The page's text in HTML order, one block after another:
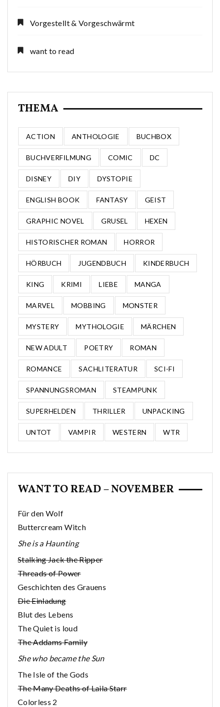
Vorgestellt & Vorgeschwärmt
want to read
THEMA
ACTION ANTHOLOGIE BUCHBOX
BUCHVERFILMUNG COMIC DC
DISNEY DIY DYSTOPIE
ENGLISH BOOK FANTASY GEIST
GRAPHIC NOVEL GRUSEL HEXEN
HISTORISCHER ROMAN HORROR
HÖRBUCH JUGENDBUCH KINDERBUCH
KING KRIMI LIEBE MANGA
MARVEL MOBBING MONSTER
MYSTERY MYTHOLOGIE MÄRCHEN
NEW ADULT POETRY ROMAN
ROMANCE SACHLITERATUR SCI-FI
SPANNUNGSROMAN STEAMPUNK
SUPERHELDEN THRILLER UNPACKING
UNTOT VAMPIR WESTERN WTR
WANT TO READ – NOVEMBER
Für den Wolf
Buttercream Witch
She is a Haunting
Stalking Jack the Ripper
Threads of Power
Geschichten des Grauens
Die Einladung
Blut des Lebens
The Quiet is loud
The Addams Family
She who became the Sun
The Isle of the Gods
The Many Deaths of Laila Starr
Colorless 2